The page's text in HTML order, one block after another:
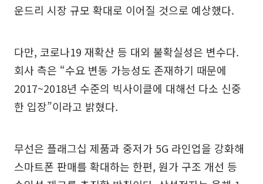
운드리 시장 규모 확대로 이어질 것으로 예상했다.
다만, 코로나19 재확산 등 대외 불확실성은 변수다.
회사 측은 “수요 변동 가능성도 존재하기 때문에
2017~2018년 수준의 빅사이클에 대해선 다소 신중
한 입장”이라고 밝혔다.
무선은 플래그십 제품과 중저가 5G 라인업을 강화해
스마트폰 판매를 확대하는 한편, 원가 구조 개선 등